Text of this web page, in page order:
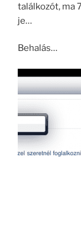
találkozót, ma
je…
Behalás…